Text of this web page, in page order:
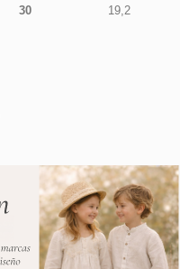
30
19,2